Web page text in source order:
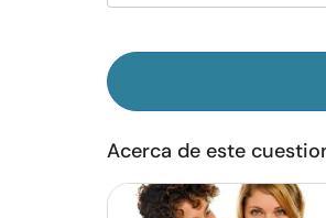
Acerca de este